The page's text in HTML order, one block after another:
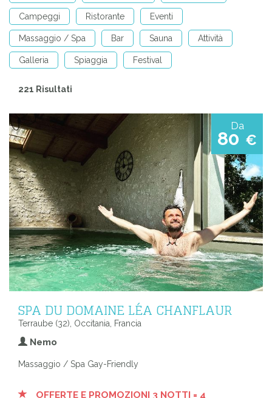
Campeggi Ristorante Eventi
Massaggio / Spa Bar Sauna Attività
Galleria Spiaggia Festival
221 Risultati
Da
80 €
SPA DU DOMAINE LÉA CHANFLAUR
Terraube (32), Occitania, Francia
Nemo
Massaggio / Spa Gay-Friendly
OFFERTE E PROMOZIONI 3 NOTTI = 4